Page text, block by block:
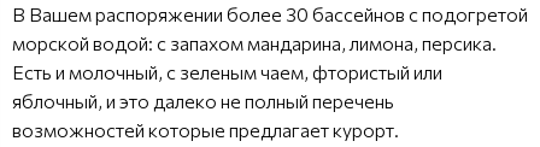
В Вашем распоряжении более 30 бассейнов с подогретой
морской водой: с запахом мандарина, лимона, персика.
Есть и молочный, с зеленым чаем, фтористый или
яблочный, и это далеко не полный перечень
возможностей которые предлагает курорт.